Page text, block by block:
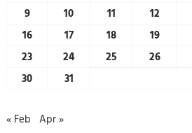
9
10 11 12
16
17 18 19
23
24 25 26
30
31
« Feb Apr »